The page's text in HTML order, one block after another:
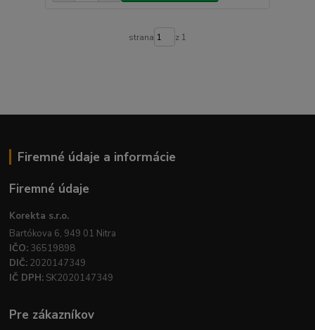
strana z 1
Firemné údaje a informácie
Firemné údaje
Korekta s.r.o.
Bartókova 6, 949 01 Nitra
IČO: 36519898
DIČ: 2020147349
IČ DPH: SK2020147349
Pre zákazníkov